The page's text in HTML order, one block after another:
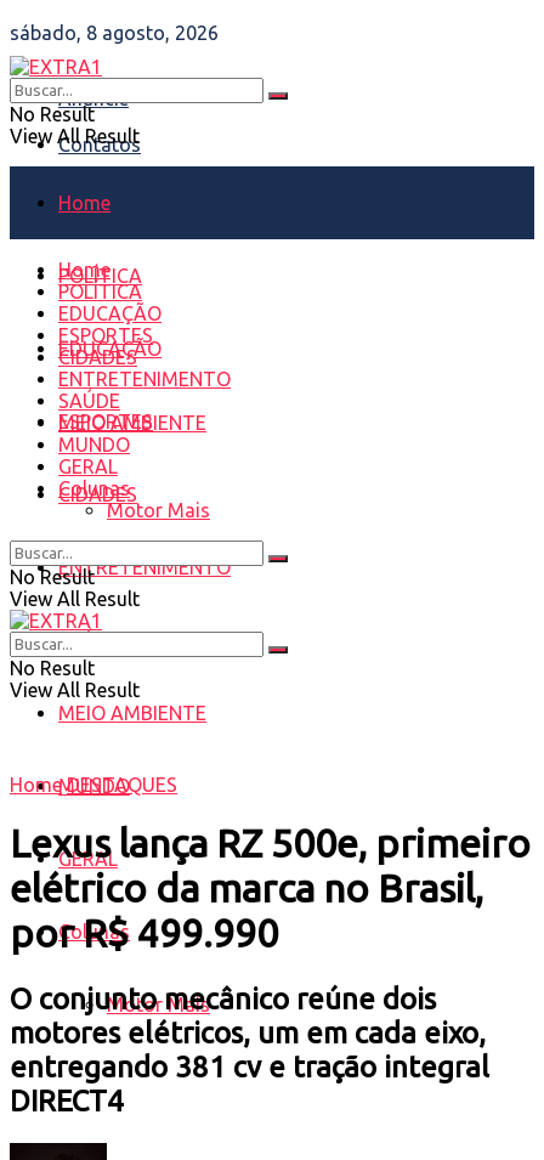
sábado, 8 agosto, 2026
Anuncie
Contatos
No Result
View All Result
Home
POLÍTICA
EDUCAÇÃO
ESPORTES
CIDADES
ENTRETENIMENTO
SAÚDE
MEIO AMBIENTE
MUNDO
GERAL
Colunas
Motor Mais
Home
POLÍTICA
EDUCAÇÃO
ESPORTES
CIDADES
ENTRETENIMENTO
SAÚDE
MEIO AMBIENTE
MUNDO
GERAL
Colunas
Motor Mais
No Result
View All Result
No Result
View All Result
Home DESTAQUES
Lexus lança RZ 500e, primeiro
elétrico da marca no Brasil,
por R$ 499.990
O conjunto mecânico reúne dois
motores elétricos, um em cada eixo,
entregando 381 cv e tração integral
DIRECT4